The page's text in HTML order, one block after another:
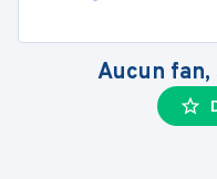
Aucun fan,